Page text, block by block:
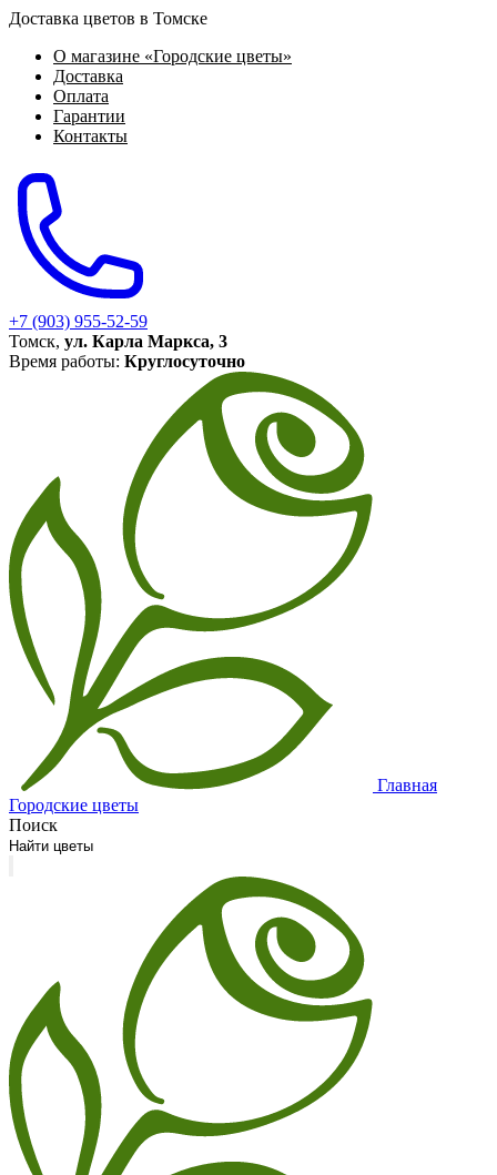
Доставка цветов в Томске
О магазине «Городские цветы»
Доставка
Оплата
Гарантии
Контакты
+7 (903) 955-52-59
Томск, ул. Карла Маркса, 3
Время работы: Круглосуточно
Главная
Городские цветы
Поиск